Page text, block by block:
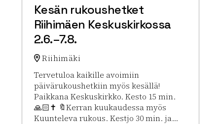
Kesän rukoushetket
Riihimäen Keskuskirkossa
2.6.–7.8.
Riihimäki
Tervetuloa kaikille avoimiin
päivärukoushetkiin myös kesällä!
Paikkana Keskuskirkko. Kesto 15 min.
🙏🏻✝️ 🔖Kerran kuukaudessa myös
Kuunteleva rukous. Kestjo 30 min. ja...